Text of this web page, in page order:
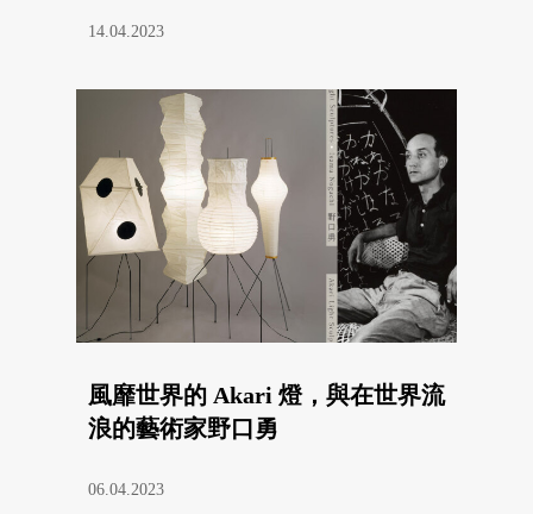
14.04.2023
風靡世界的 Akari 燈，與在世界流
浪的藝術家野口勇
06.04.2023